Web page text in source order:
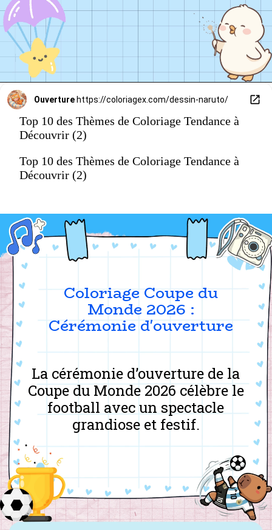
Ouverture https://coloriagex.com/dessin-naruto/
Top 10 des Thèmes de Coloriage Tendance à
Découvrir (2)
Top 10 des Thèmes de Coloriage Tendance à
Découvrir (2)
Coloriage Coupe du
Monde 2026 :
Cérémonie d'ouverture
La cérémonie d’ouverture de la
Coupe du Monde 2026 célèbre le
football avec un spectacle
grandiose et festif.